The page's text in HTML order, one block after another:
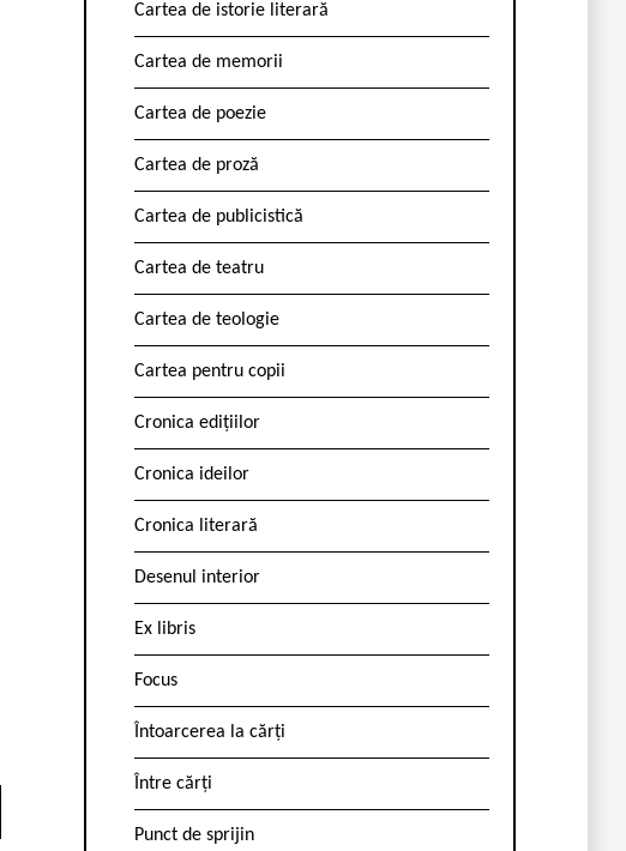
Cartea de istorie literară
Cartea de memorii
Cartea de poezie
Cartea de proză
Cartea de publicistică
Cartea de teatru
Cartea de teologie
Cartea pentru copii
Cronica edițiilor
Cronica ideilor
Cronica literară
Desenul interior
Ex libris
Focus
Întoarcerea la cărți
Între cărți
Punct de sprijin